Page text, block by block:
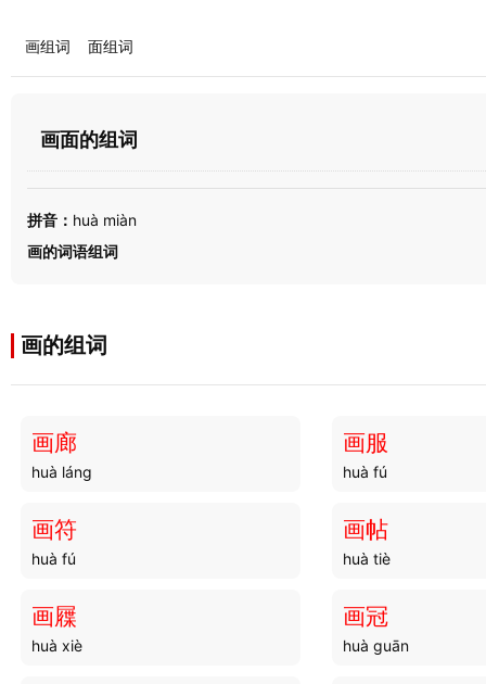
画组词 面组词
画面的组词
拼音： huà miàn
画的词语组词
画的组词
画廊
huà láng
画服
huà fú
画符
huà fú
画帖
huà tiè
画屧
huà xiè
画冠
huà guān